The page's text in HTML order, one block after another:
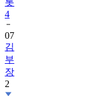
4
07
김
부
장
2